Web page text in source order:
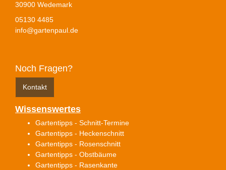
30900 Wedemark
05130 4485
info@gartenpaul.de
Noch Fragen?
Kontakt
Wissenswertes
Gartentipps - Schnitt-Termine
Gartentipps - Heckenschnitt
Gartentipps - Rosenschnitt
Gartentipps - Obstbäume
Gartentipps - Rasenkante